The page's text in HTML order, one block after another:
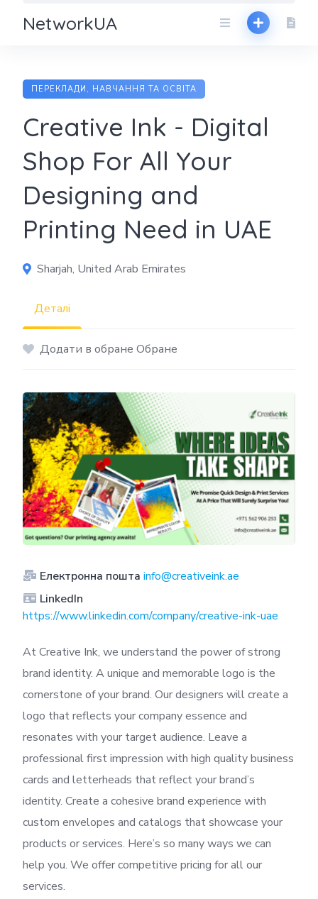
NetworkUA
ПЕРЕКЛАДИ, НАВЧАННЯ ТА ОСВІТА
Creative Ink - Digital
Shop For All Your
Designing and
Printing Need in UAE
Sharjah, United Arab Emirates
Деталі
Додати в обране Обране
Електронна пошта info@creativeink.ae
LinkedIn
https://www.linkedin.com/company/creative-ink-uae
At Creative Ink, we understand the power of strong
brand identity. A unique and memorable logo is the
cornerstone of your brand. Our designers will create a
logo that reflects your company essence and
resonates with your target audience. Leave a
professional first impression with high quality business
cards and letterheads that reflect your brand’s
identity. Create a cohesive brand experience with
custom envelopes and catalogs that showcase your
products or services. Here’s so many ways we can
help you. We offer competitive pricing for all our
services.